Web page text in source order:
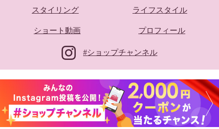
スタイリング ライフスタイル
ショート動画 プロフィール
#ショップチャンネル